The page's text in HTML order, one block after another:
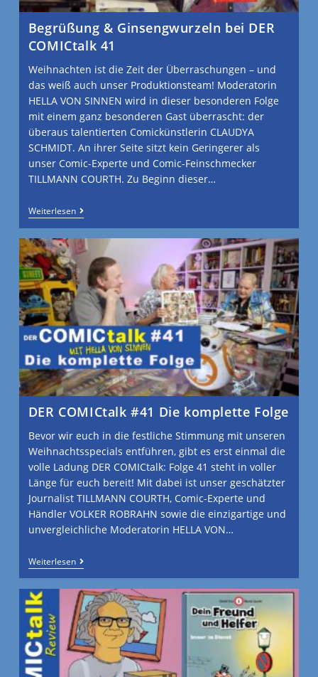
Begrüßung & Ginsengwurzeln bei DER
COMICtalk 41
Weihnachten ist die Zeit der Überraschungen – und
das weiß auch unser Produktionsteam! Moderatorin
HELLA VON SINNEN wird in dieser besonderen Folge
mit einem ganz besonderen Gast überrascht: der
überaus talentierten Comickünstlerin CLAUDYA
SCHMIDT. An ihrer Seite sitzt kein Geringerer als
unser Comic-Experte und Comic-Feinschmecker
TILLMANN COURTH. Zu Beginn dieser…
Weiterlesen
DER COMICtalk #41 Die komplette Folge
Bevor wir euch in die festliche Stimmung mit unseren
Weihnachtsspecials entführen, gibt es erst einmal die
volle Ladung DER COMICtalk: Folge 41 steht in voller
Länge für euch bereit! Mit dabei ist unser geschätzter
Journalist TILLMANN COURTH, Comic-Experte und
Händler VOLKER ROBRAHN sowie die einzigartige und
unvergleichliche Moderatorin HELLA VON…
Weiterlesen